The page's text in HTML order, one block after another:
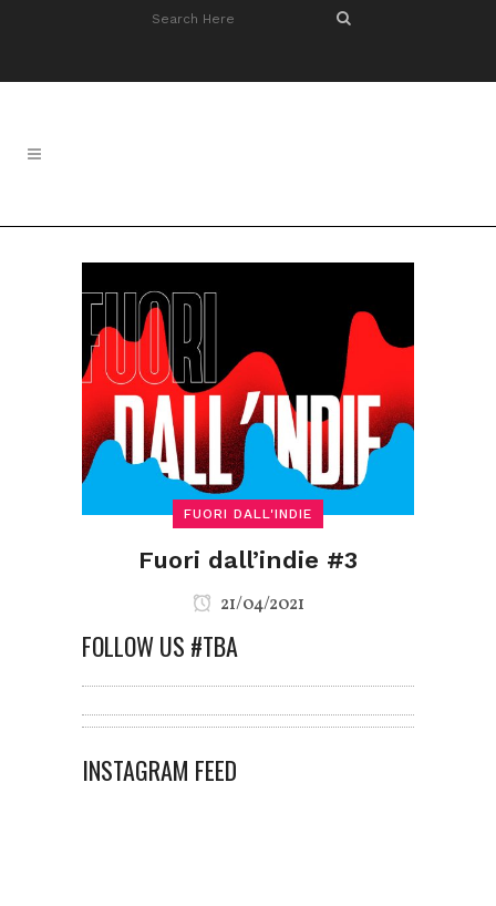
FUORI DALL'INDIE
Fuori dall’indie #3
21/04/2021
FOLLOW US #TBA
INSTAGRAM FEED